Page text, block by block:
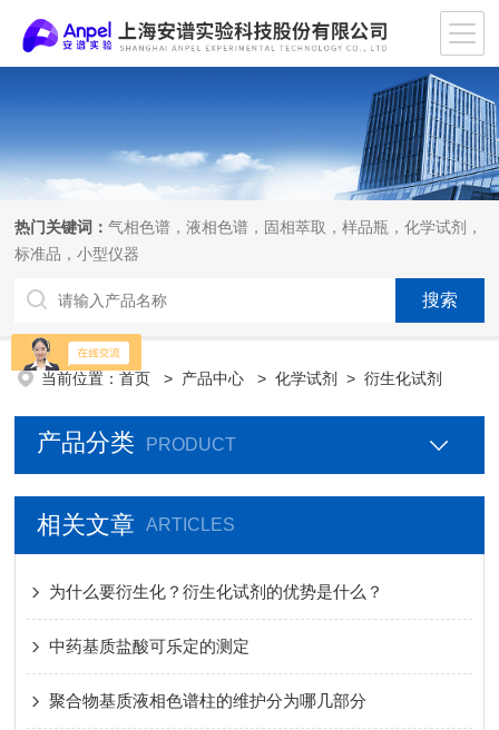
热门关键词：气相色谱，液相色谱，固相萃取，样品瓶，化学试剂，
标准品，小型仪器
当前位置：首页 > 产品中心 >化学试剂 >衍生化试剂
产品分类 PRODUCT
相关文章 ARTICLES
为什么要衍生化？衍生化试剂的优势是什么？
中药基质盐酸可乐定的测定
聚合物基质液相色谱柱的维护分为哪几部分